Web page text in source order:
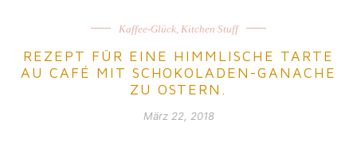
Kaffee-Glück Kitchen Stuff
REZEPT FÜR EINE HIMMLISCHE TARTE
AU CAFÉ MIT SCHOKOLADEN-GANACHE
ZU OSTERN.
März 22, 2018